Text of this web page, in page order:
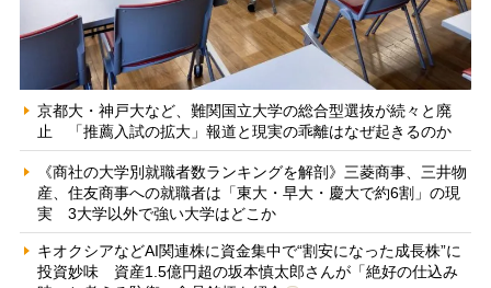
京都大・神戸大など、難関国立大学の総合型選抜が続々と廃
止 「推薦入試の拡大」報道と現実の乖離はなぜ起きるのか
《商社の大学別就職者数ランキングを解剖》三菱商事、三井物
産、住友商事への就職者は「東大・早大・慶大で約6割」の現
実 3大学以外で強い大学はどこか
キオクシアなどAI関連株に資金集中で“割安になった成長株”に
投資妙味 資産1.5億円超の坂本慎太郎さんが「絶好の仕込み